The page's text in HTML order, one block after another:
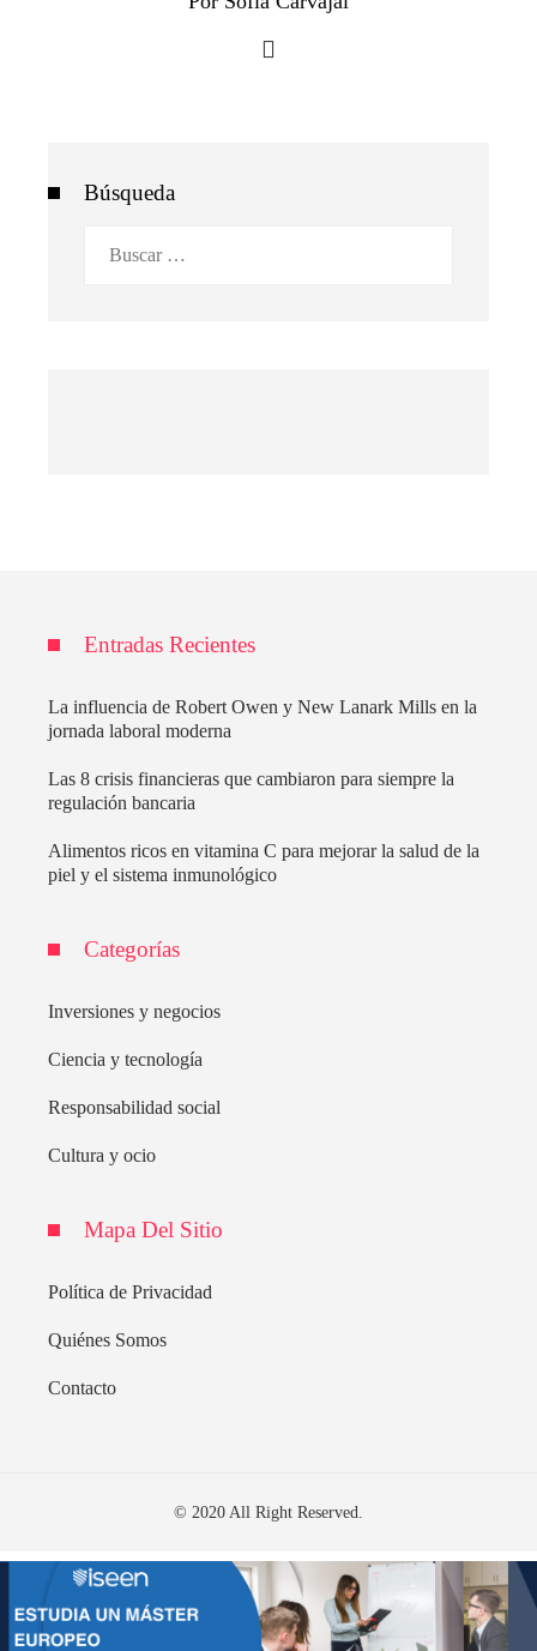
Búsqueda
Entradas Recientes
La influencia de Robert Owen y New Lanark Mills en la
jornada laboral moderna
Las 8 crisis financieras que cambiaron para siempre la
regulación bancaria
Alimentos ricos en vitamina C para mejorar la salud de la
piel y el sistema inmunológico
Categorías
Inversiones y negocios
Ciencia y tecnología
Responsabilidad social
Cultura y ocio
Mapa Del Sitio
Política de Privacidad
Quiénes Somos
Contacto
© 2020 All Right Reserved.